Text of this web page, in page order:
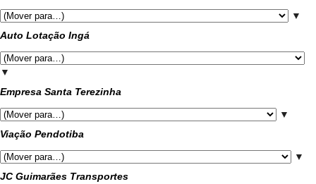
▼
Auto Lotação Ingá
▼
Empresa Santa Terezinha
▼
Viação Pendotiba
▼
JC Guimarães Transportes